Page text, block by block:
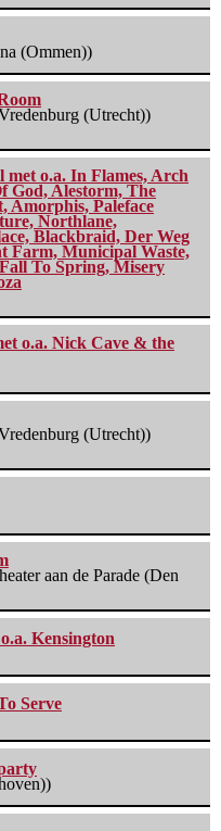
(Ommen))
(Utrecht))
met o.a. In Flames, Arch
God, Alestorm, The
Amorphis, Paleface
Northlane,
Blackbraid, Der Weg
Farm, Municipal Waste,
To Spring, Misery
o.a. Nick Cave & the
(Utrecht))
aan de Parade (Den
Kensington
Serve